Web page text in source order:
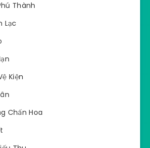
Thành
Lạc
Kiện
Chấn Hoa